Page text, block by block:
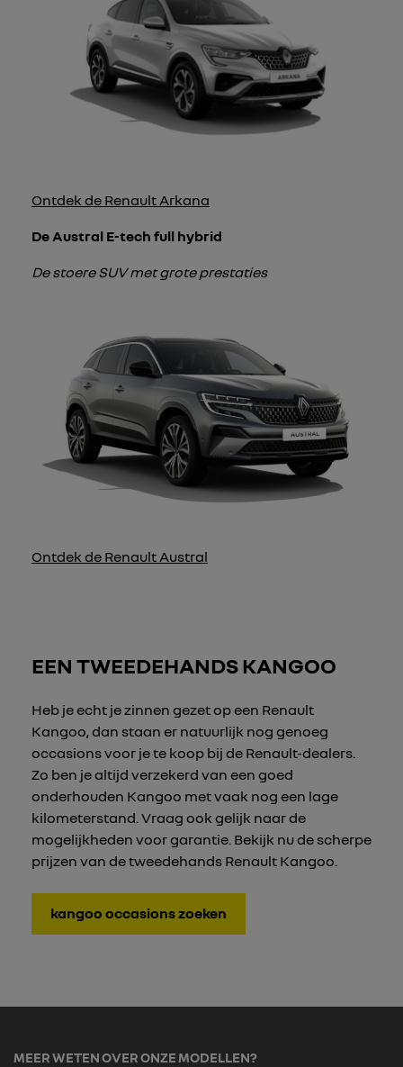
Ontdek de Renault Arkana
De Austral E-tech full hybrid
De stoere SUV met grote prestaties
Ontdek de Renault Austral
EEN TWEEDEHANDS KANGOO
Heb je echt je zinnen gezet op een Renault
Kangoo, dan staan er natuurlijk nog genoeg
occasions voor je te koop bij de Renault-dealers.
Zo ben je altijd verzekerd van een goed
onderhouden Kangoo met vaak nog een lage
kilometerstand. Vraag ook gelijk naar de
mogelijkheden voor garantie. Bekijk nu de scherpe
prijzen van de tweedehands Renault Kangoo.
kangoo occasions zoeken
MEER WETEN OVER ONZE MODELLEN?